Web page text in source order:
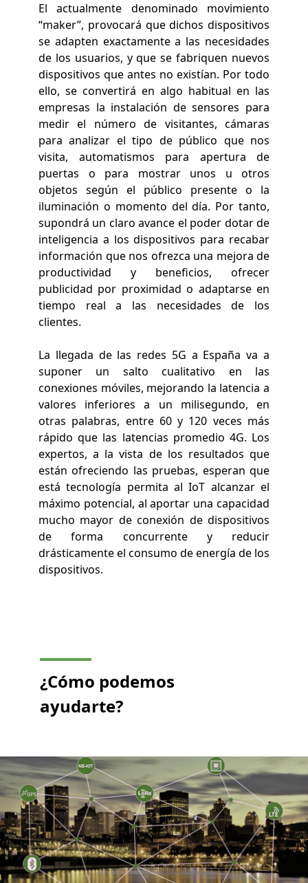
El actualmente denominado movimiento
“maker”, provocará que dichos dispositivos
se adapten exactamente a las necesidades
de los usuarios, y que se fabriquen nuevos
dispositivos que antes no existían. Por todo
ello, se convertirá en algo habitual en las
empresas la instalación de sensores para
medir el número de visitantes, cámaras
para analizar el tipo de público que nos
visita, automatismos para apertura de
puertas o para mostrar unos u otros
objetos según el público presente o la
iluminación o momento del día. Por tanto,
supondrá un claro avance el poder dotar de
inteligencia a los dispositivos para recabar
información que nos ofrezca una mejora de
productividad y beneficios, ofrecer
publicidad por proximidad o adaptarse en
tiempo real a las necesidades de los
clientes.
La llegada de las redes 5G a España va a
suponer un salto cualitativo en las
conexiones móviles, mejorando la latencia a
valores inferiores a un milisegundo, en
otras palabras, entre 60 y 120 veces más
rápido que las latencias promedio 4G. Los
expertos, a la vista de los resultados que
están ofreciendo las pruebas, esperan que
está tecnología permita al IoT alcanzar el
máximo potencial, al aportar una capacidad
mucho mayor de conexión de dispositivos
de forma concurrente y reducir
drásticamente el consumo de energía de los
dispositivos.
¿Cómo podemos
ayudarte?